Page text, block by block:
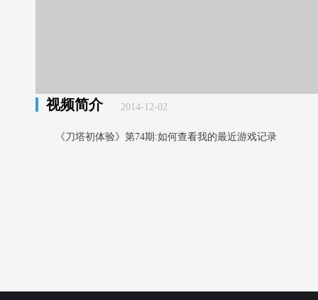
视频简介 2014-12-02
《刀塔初体验》第74期:如何查看我的最近游戏记录